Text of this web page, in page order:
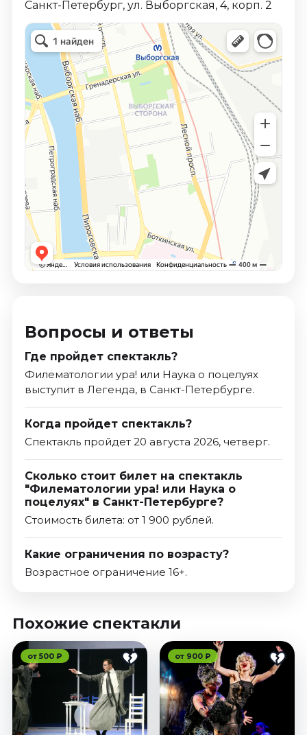
Санкт-Петербург, ул. Выборгская, 4, корп. 2
Вопросы и ответы
Где пройдет спектакль?
Филематологии ура! или Наука о поцелуях
выступит в Легенда, в Санкт-Петербурге.
Когда пройдет спектакль?
Спектакль пройдет 20 августа 2026, четверг.
Сколько стоит билет на спектакль
"Филематологии ура! или Наука о
поцелуях" в Санкт-Петербурге?
Стоимость билета: от 1 900 рублей.
Какие ограничения по возрасту?
Возрастное ограничение 16+.
Похожие спектакли
от 500 ₽ от 900 ₽